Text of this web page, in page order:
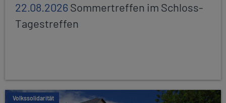
22.08.2026Sommertreffen im Schloss-
Tagestreffen
Volkssolidarität